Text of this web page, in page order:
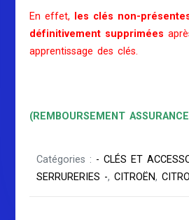
En effet, les clés non-
définitivement supprimées
apprentissage des clés.
(REMBOURSEMENT
Catégories : - CLÉS ET
SERRURERIES -,CITROËN,